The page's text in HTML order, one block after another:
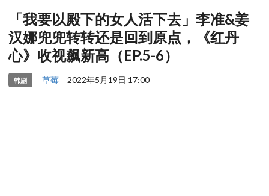
「我要以殿下的女人活下去」李准&姜
汉娜兜兜转转还是回到原点，《红丹
心》收视飙新高（EP.5-6）
韩剧 草莓 2022年5月19日 17:00